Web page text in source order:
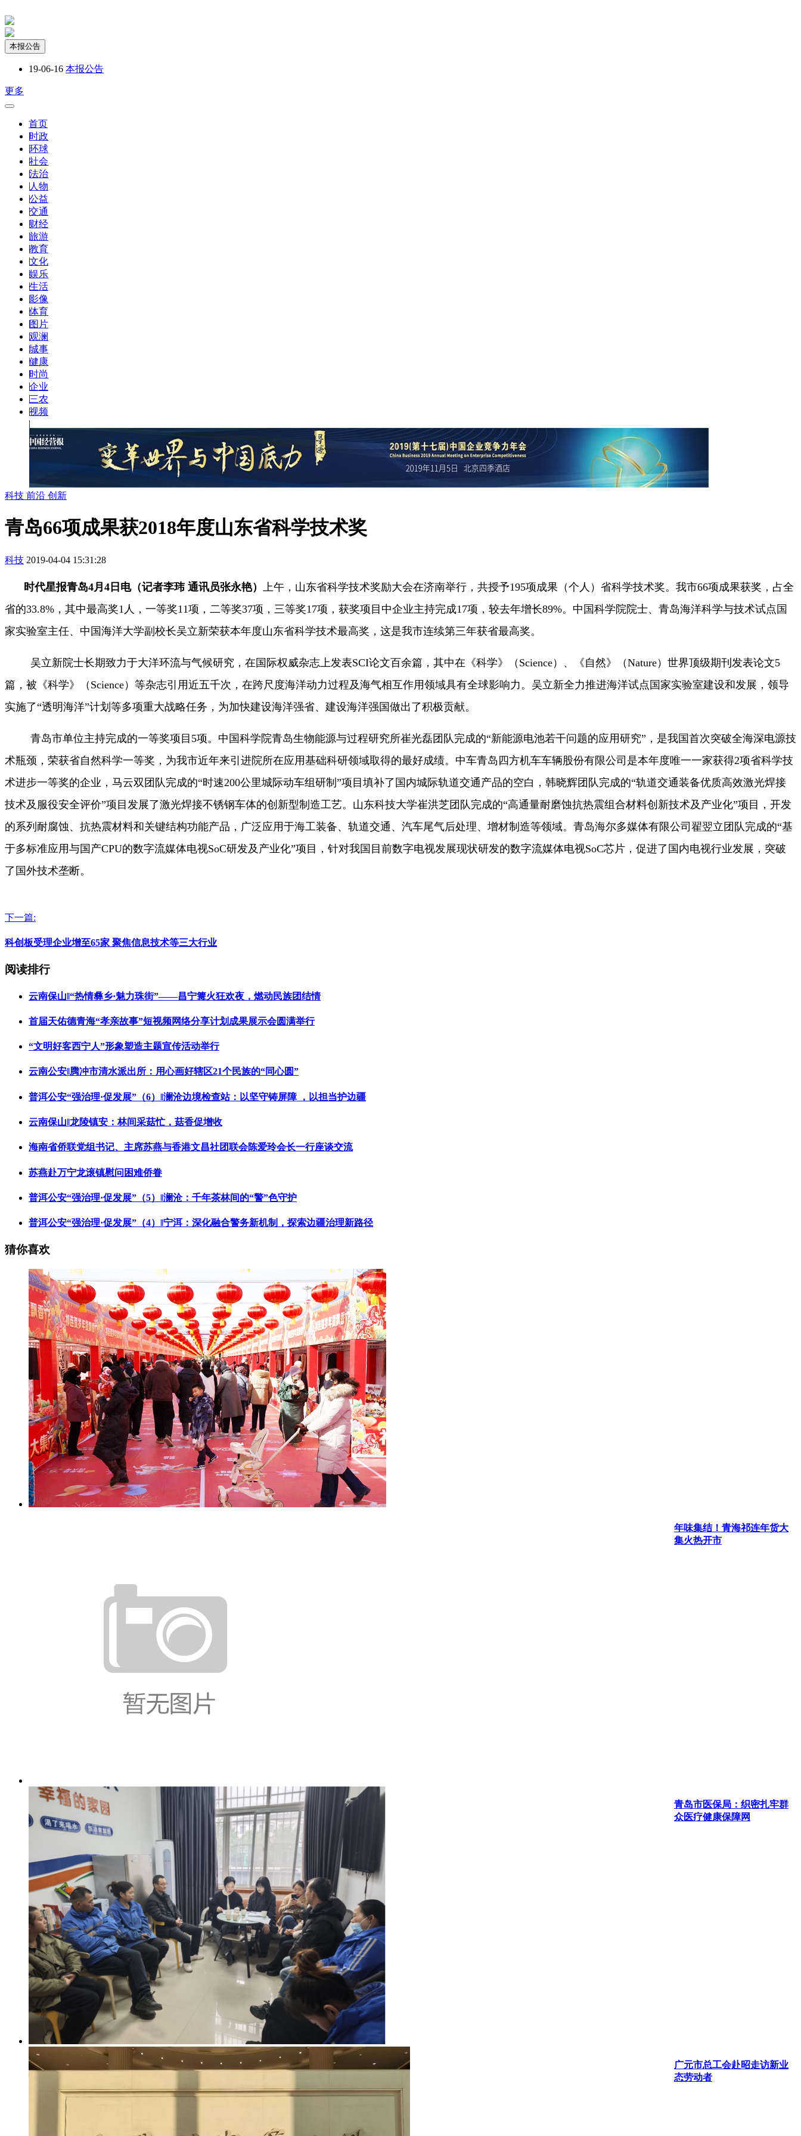
本报公告
19-06-16 本报公告
更多
首页
|时政
|环球
|社会
|法治
|人物
|公益
|交通
|财经
|旅游
|教育
|文化
|娱乐
|生活
|影像
|体育
|图片
|观澜
|城事
|健康
|时尚
|企业
|三农
|视频
|
科技 前沿 创新
青岛66项成果获2018年度山东省科学技术奖
科技 2019-04-04 15:31:28
时代星报青岛4月4日电（记者李玮 通讯员张永艳）
上午，山东省科学技术奖励大会在济南举行，共授予195项成果（个人）省科学技术奖。我市66项成果获奖，占全
省的33.8%，其中最高奖1人，一等奖11项，二等奖37项，三等奖17项，获奖项目中企业主持完成17项，较去年增长89%。中国科学院院士、青岛海洋科学与技术试点国
家实验室主任、中国海洋大学副校长吴立新荣获本年度山东省科学技术最高奖，这是我市连续第三年获省最高奖。
吴立新院士长期致力于大洋环流与气候研究，在国际权威杂志上发表SCI论文百余篇，其中在《科学》（Science）、《自然》（Nature）世界顶级期刊发表论文5
篇，被《科学》（Science）等杂志引用近五千次，在跨尺度海洋动力过程及海气相互作用领域具有全球影响力。吴立新全力推进海洋试点国家实验室建设和发展，领导
实施了“透明海洋”计划等多项重大战略任务，为加快建设海洋强省、建设海洋强国做出了积极贡献。
青岛市单位主持完成的一等奖项目5项。中国科学院青岛生物能源与过程研究所崔光磊团队完成的“新能源电池若干问题的应用研究”，是我国首次突破全海深电源技
术瓶颈，荣获省自然科学一等奖，为我市近年来引进院所在应用基础科研领域取得的最好成绩。中车青岛四方机车车辆股份有限公司是本年度唯一一家获得2项省科学技
术进步一等奖的企业，马云双团队完成的“时速200公里城际动车组研制”项目填补了国内城际轨道交通产品的空白，韩晓辉团队完成的“轨道交通装备优质高效激光焊接
技术及服役安全评价”项目发展了激光焊接不锈钢车体的创新型制造工艺。山东科技大学崔洪芝团队完成的“高通量耐磨蚀抗热震组合材料创新技术及产业化”项目，开发
的系列耐腐蚀、抗热震材料和关键结构功能产品，广泛应用于海工装备、轨道交通、汽车尾气后处理、增材制造等领域。青岛海尔多媒体有限公司翟翌立团队完成的“基
于多标准应用与国产CPU的数字流媒体电视SoC研发及产业化”项目，针对我国目前数字电视发展现状研发的数字流媒体电视SoC芯片，促进了国内电视行业发展，突破
了国外技术垄断。
下一篇:
科创板受理企业增至65家 聚焦信息技术等三大行业
阅读排行
云南保山‖“热情彝乡·魅力珠街”——昌宁篝火狂欢夜，燃动民族团结情
首届天佑德青海“孝亲故事”短视频网络分享计划成果展示会圆满举行
“文明好客西宁人”形象塑造主题宣传活动举行
云南公安‖腾冲市清水派出所：用心画好辖区21个民族的“同心圆”
普洱公安“强治理·促发展”（6）‖澜沧边境检查站：以坚守铸屏障 ，以担当护边疆
云南保山‖龙陵镇安：林间采菇忙，菇香促增收
海南省侨联党组书记、主席苏燕与香港文昌社团联会陈爱玲会长一行座谈交流
苏燕赴万宁龙滚镇慰问困难侨眷
普洱公安“强治理·促发展”（5）‖澜沧：千年茶林间的“警”色守护
普洱公安“强治理·促发展”（4）‖宁洱：深化融合警务新机制，探索边疆治理新路径
猜你喜欢
年味集结！青海祁连年货大
集火热开市
青岛市医保局：织密扎牢群
众医疗健康保障网
广元市总工会赴昭走访新业
态劳动者